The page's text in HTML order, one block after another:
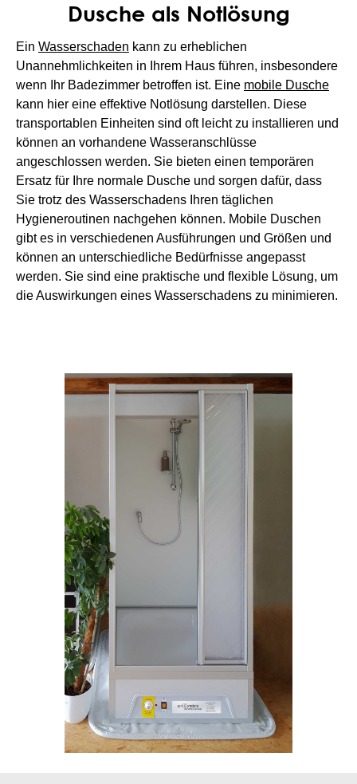
Dusche als Notlösung
Ein Wasserschaden kann zu erheblichen
Unannehmlichkeiten in Ihrem Haus führen, insbesondere
wenn Ihr Badezimmer betroffen ist. Eine mobile Dusche
kann hier eine effektive Notlösung darstellen. Diese
transportablen Einheiten sind oft leicht zu installieren und
können an vorhandene Wasseranschlüsse
angeschlossen werden. Sie bieten einen temporären
Ersatz für Ihre normale Dusche und sorgen dafür, dass
Sie trotz des Wasserschadens Ihren täglichen
Hygieneroutinen nachgehen können. Mobile Duschen
gibt es in verschiedenen Ausführungen und Größen und
können an unterschiedliche Bedürfnisse angepasst
werden. Sie sind eine praktische und flexible Lösung, um
die Auswirkungen eines Wasserschadens zu minimieren.